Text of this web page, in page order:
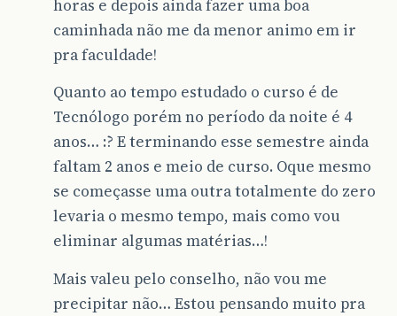
horas e depois ainda fazer uma boa
caminhada não me da menor animo em ir
pra faculdade!
Quanto ao tempo estudado o curso é de
Tecnólogo porém no período da noite é 4
anos… :? E terminando esse semestre ainda
faltam 2 anos e meio de curso. Oque mesmo
se começasse uma outra totalmente do zero
levaria o mesmo tempo, mais como vou
eliminar algumas matérias…!
Mais valeu pelo conselho, não vou me
precipitar não… Estou pensando muito pra